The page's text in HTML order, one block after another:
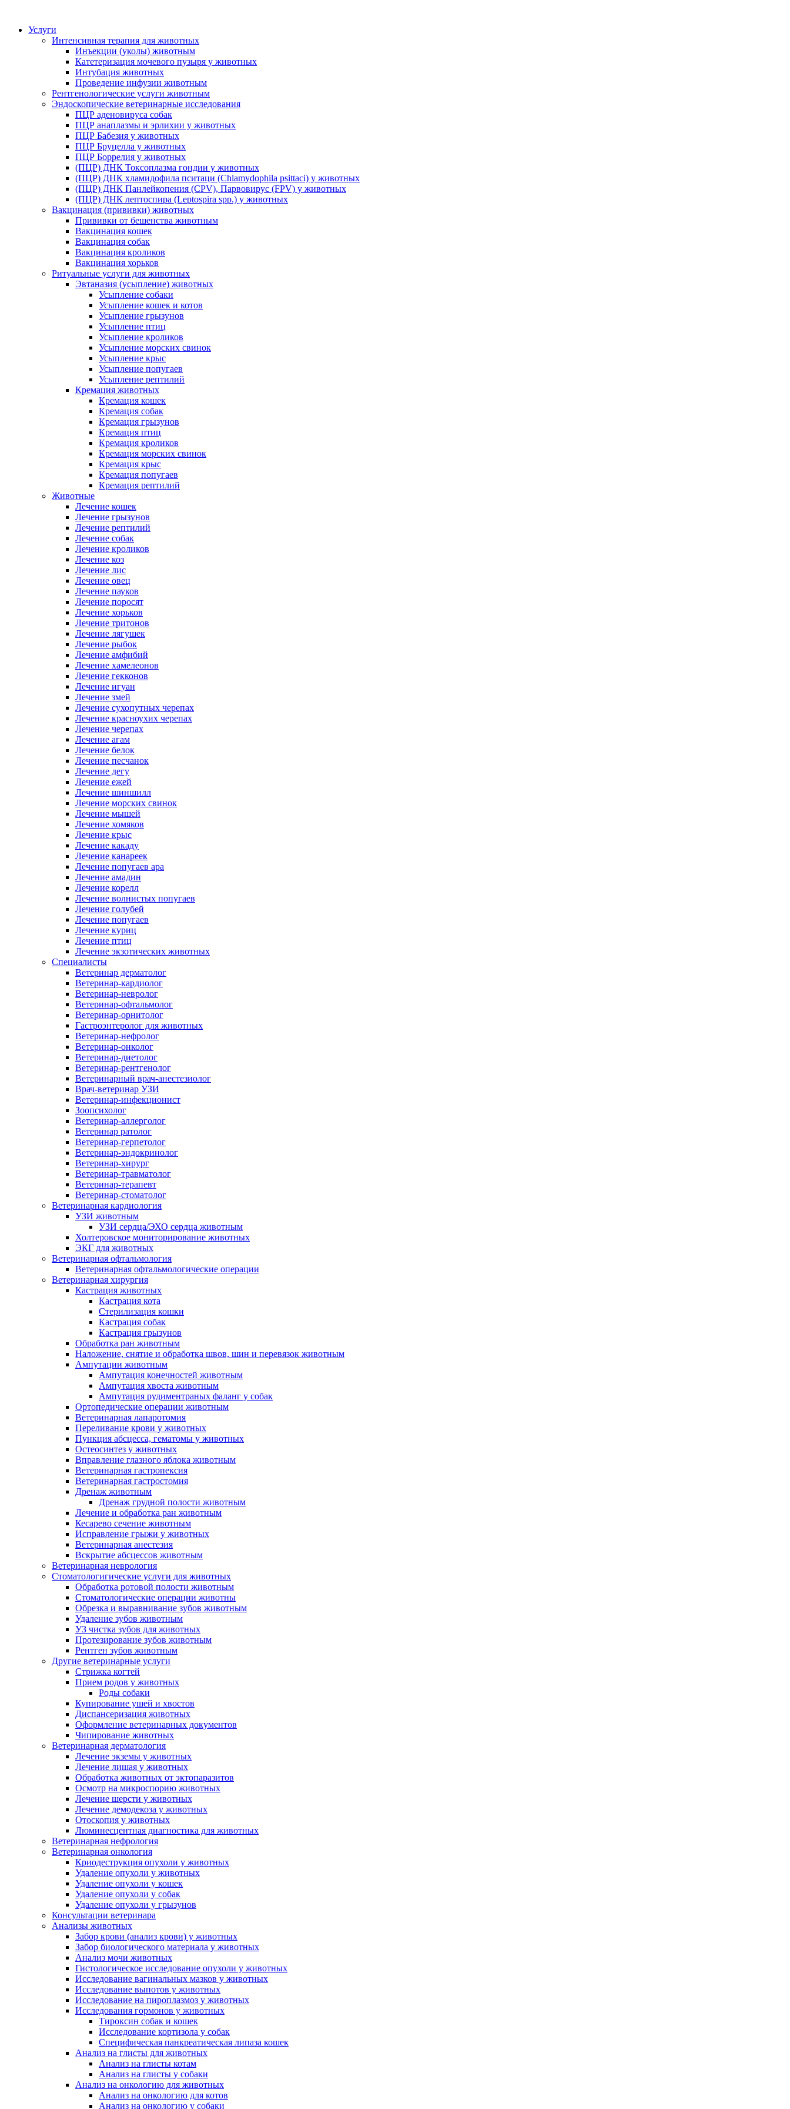
Услуги
Интенсивная терапия для животных
Инъекции (уколы) животным
Катетеризация мочевого пузыря у животных
Интубация животных
Проведение инфузии животным
Рентгенологические услуги животным
Эндоскопические ветеринарные исследования
ПЦР аденовируса собак
ПЦР анаплазмы и эрлихии у животных
ПЦР Бабезия у животных
ПЦР Бруцелла у животных
ПЦР Боррелия у животных
(ПЦР) ДНК Токсоплазма гондии у животных
(ПЦР) ДНК хламидофила пситаци (Chlamydophila psittaci) у животных
(ПЦР) ДНК Панлейкопения (CPV), Парвовирус (FPV) у животных
(ПЦР) ДНК лептоспира (Leptospira spp.) у животных
Вакцинация (прививки) животных
Прививки от бешенства животным
Вакцинация кошек
Вакцинация собак
Вакцинация кроликов
Вакцинация хорьков
Ритуальные услуги для животных
Эвтаназия (усыпление) животных
Усыпление собаки
Усыпление кошек и котов
Усыпление грызунов
Усыпление птиц
Усыпление кроликов
Усыпление морских свинок
Усыпление крыс
Усыпление попугаев
Усыпление рептилий
Кремация животных
Кремация кошек
Кремация собак
Кремация грызунов
Кремация птиц
Кремация кроликов
Кремация морских свинок
Кремация крыс
Кремация попугаев
Кремация рептилий
Животные
Лечение кошек
Лечение грызунов
Лечение рептилий
Лечение собак
Лечение кроликов
Лечение коз
Лечение лис
Лечение овец
Лечение пауков
Лечение поросят
Лечение хорьков
Лечение тритонов
Лечение лягушек
Лечение рыбок
Лечение амфибий
Лечение хамелеонов
Лечение гекконов
Лечение игуан
Лечение змей
Лечение сухопутных черепах
Лечение красноухих черепах
Лечение черепах
Лечение агам
Лечение белок
Лечение песчанок
Лечение дегу
Лечение ежей
Лечение шиншилл
Лечение морских свинок
Лечение мышей
Лечение хомяков
Лечение крыс
Лечение какаду
Лечение канареек
Лечение попугаев ара
Лечение амадин
Лечение корелл
Лечение волнистых попугаев
Лечение голубей
Лечение попугаев
Лечение куриц
Лечение птиц
Лечение экзотических животных
Специалисты
Ветеринар дерматолог
Ветеринар-кардиолог
Ветеринар-невролог
Ветеринар-офтальмолог
Ветеринар-орнитолог
Гастроэнтеролог для животных
Ветеринар-нефролог
Ветеринар-онколог
Ветеринар-диетолог
Ветеринар-рентгенолог
Ветеринарный врач-анестезиолог
Врач-ветеринар УЗИ
Ветеринар-инфекционист
Зоопсихолог
Ветеринар-аллерголог
Ветеринар ратолог
Ветеринар-герпетолог
Ветеринар-эндокринолог
Ветеринар-хирург
Ветеринар-травматолог
Ветеринар-терапевт
Ветеринар-стоматолог
Ветеринарная кардиология
УЗИ животным
УЗИ сердца/ЭХО сердца животным
Холтеровское мониторирование животных
ЭКГ для животных
Ветеринарная офтальмология
Ветеринарная офтальмологические операции
Ветеринарная хирургия
Кастрация животных
Кастрация кота
Стерилизация кошки
Кастрация собак
Кастрация грызунов
Обработка ран животным
Наложение, снятие и обработка швов, шин и перевязок животным
Ампутации животным
Ампутация конечностей животным
Ампутация хвоста животным
Ампутация рудиментраных фаланг у собак
Ортопедические операции животным
Ветеринарная лапаротомия
Переливание крови у животных
Пункция абсцесса, гематомы у животных
Остеосинтез у животных
Вправление глазного яблока животным
Ветеринарная гастропексия
Ветеринарная гастростомия
Дренаж животным
Дренаж грудной полости животным
Лечение и обработка ран животным
Кесарево сечение животным
Исправление грыжи у животных
Ветеринарная анестезия
Вскрытие абсцессов животным
Ветеринарная неврология
Стоматологигические услуги для животных
Обработка ротовой полости животным
Стоматологические операции животны
Обрезка и выравнивание зубов животным
Удаление зубов животным
УЗ чистка зубов для животных
Протезирование зубов животным
Рентген зубов животным
Другие ветеринарные услуги
Стрижка когтей
Прием родов у животных
Роды собаки
Купирование ушей и хвостов
Диспансеризация животных
Оформление ветеринарных документов
Чипирование животных
Ветеринарная дерматология
Лечение экземы у животных
Лечение лишая у животных
Обработка животных от эктопаразитов
Осмотр на микроспорию животных
Лечение шерсти у животных
Лечение демодекоза у животных
Отоскопия у животных
Люминесцентная диагностика для животных
Ветеринарная нефрология
Ветеринарная онкология
Криодеструкция опухоли у животных
Удаление опухоли у животных
Удаление опухоли у кошек
Удаление опухоли у собак
Удаление опухоли у грызунов
Консультации ветеринара
Анализы животных
Забор крови (анализ крови) у животных
Забор биологического материала у животных
Анализ мочи животных
Гистологическое исследование опухоли у животных
Исследование вагинальных мазков у животных
Исследование выпотов у животных
Исследование на пироплазмоз у животных
Исследования гормонов у животных
Тироксин собак и кошек
Исследование кортизола у собак
Специфическая панкреатическая липаза кошек
Анализ на глисты для животных
Анализ на глисты котам
Анализ на глисты у собаки
Анализ на онкологию для животных
Анализ на онкологию для котов
Анализ на онкологию у собаки